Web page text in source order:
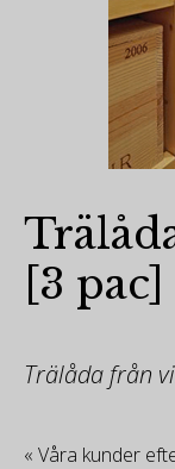
[3 pac]
Trälåda från
« Våra kunder